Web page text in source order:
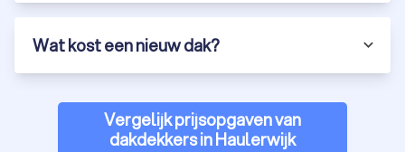
Wat kost een nieuw dak?
Vergelijk prijsopgaven van
dakdekkers in Haulerwijk